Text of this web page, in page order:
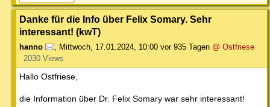
Danke für die Info über Felix Somary. Sehr
interessant! (kwT)
hanno , Mittwoch, 17.01.2024, 10:00 vor 935 Tagen @ Ostfriese
2030 Views
Hallo Ostfriese,
die Information über Dr. Felix Somary war sehr interessant!